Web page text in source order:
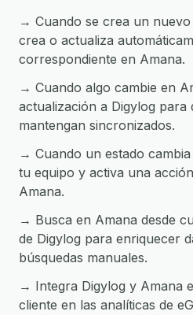
→ Cuando se crea un
crea o actualiza
correspondiente en Amana.
→ Cuando algo cambie en
actualización a Digylog para
mantengan sincronizados.
→ Cuando un estado
tu equipo y activa una
Amana.
→ Busca en Amana desde
de Digylog para enriquecer
búsquedas manuales.
→ Integra Digylog y Amana
cliente en las analíticas de